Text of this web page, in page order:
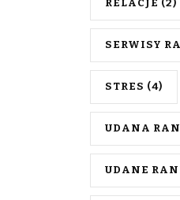
RELACJE (2)
SERWISY
STRES (4)
UDANA
UDANE